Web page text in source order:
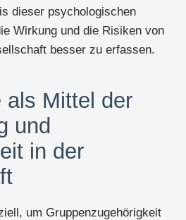
dieser psychologischen
Wirkung und die Risiken von
besser zu erfassen.
als Mittel der
und
in der
um Gruppenzugehörigkeit